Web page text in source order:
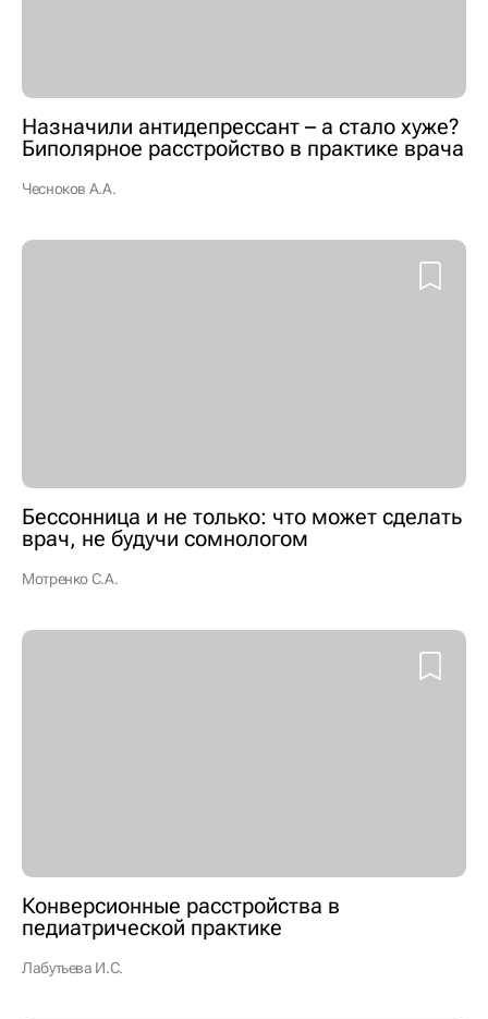
Назначили антидепрессант – а стало хуже?
Биполярное расстройство в практике врача
Чесноков А.А.
Бессонница и не только: что может сделать
врач, не будучи сомнологом
Мотренко С.А.
Конверсионные расстройства в
педиатрической практике
Лабутьева И.С.